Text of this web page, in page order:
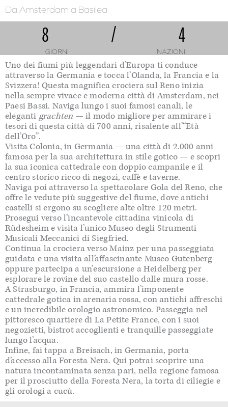
Da Amsterdam a Basilea
8 / 4
GIORNI NAZIONI
Uno dei fiumi più leggendari d’Europa ti conduce
attraverso la Germania e tocca l’Olanda, la Francia e la
Svizzera! Questa magnifica crociera sul Reno inizia
nella sempre vivace e moderna città di Amsterdam, nei
Paesi Bassi. Naviga lungo i suoi famosi canali, le
eleganti grachten — il modo migliore per ammirare i
tesori di questa città di 700 anni, risalente all’“Età
dell’Oro”.
Visita Colonia, in Germania — una città di 2.000 anni
famosa per la sua architettura in stile gotico — e scopri
la sua iconica cattedrale con doppio campanile e il
centro storico ricco di negozi, caffè e taverne.
Naviga poi attraverso la spettacolare Gola del Reno, che
offre le vedute più suggestive del fiume, dove antichi
castelli si ergono su scogliere alte oltre 120 metri.
Prosegui verso l’incantevole cittadina vinicola di
Rüdesheim e visita l’unico Museo degli Strumenti
Musicali Meccanici di Siegfried.
Continua la crociera verso Mainz per una passeggiata
guidata e una visita all’affascinante Museo Gutenberg
oppure partecipa a un’escursione a Heidelberg per
esplorare le rovine del suo castello dalle mura rosse.
A Strasburgo, in Francia, ammira l’imponente
cattedrale gotica in arenaria rossa, con antichi affreschi
e un incredibile orologio astronomico. Passeggia nel
pittoresco quartiere di La Petite France, con i suoi
negozietti, bistrot accoglienti e tranquille passeggiate
lungo l’acqua.
Infine, fai tappa a Breisach, in Germania, porta
d’accesso alla Foresta Nera. Qui potrai scoprire una
natura incontaminata senza pari, nella regione famosa
per il prosciutto della Foresta Nera, la torta di ciliegie e
gli orologi a cucù.